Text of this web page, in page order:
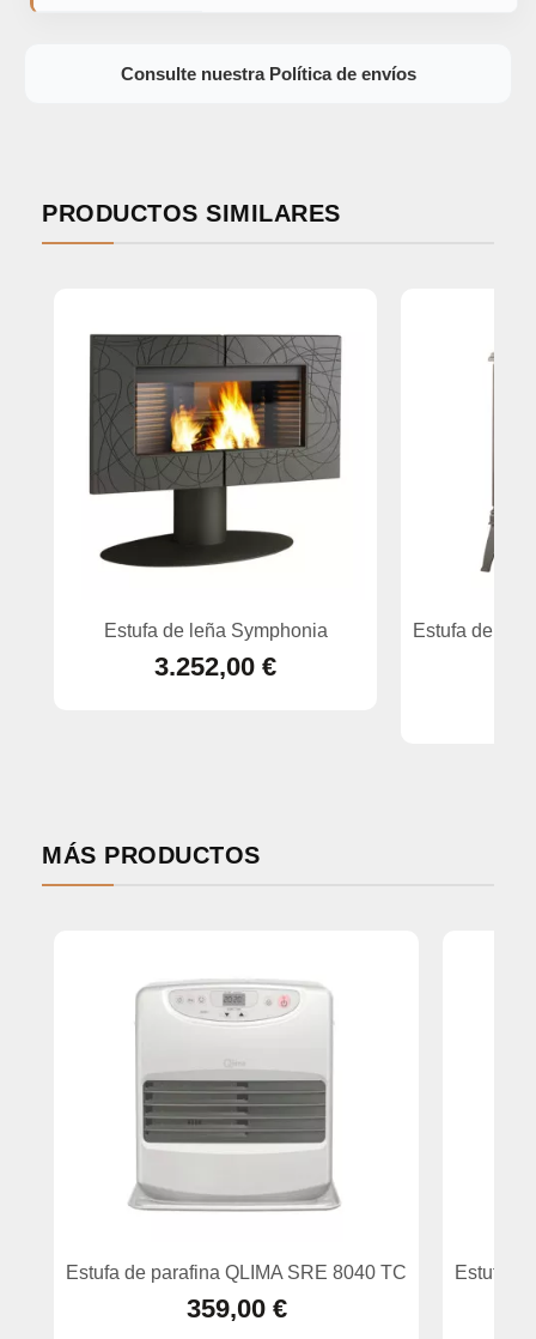
Consulte nuestra Política de envíos
PRODUCTOS SIMILARES
Estufa de leña Symphonia
3.252,00 €
Estufa de
MÁS PRODUCTOS
Estufa de parafina QLIMA SRE 8040 TC
359,00 €
Estufa